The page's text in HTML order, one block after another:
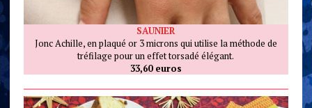
SAUNIER
Jonc Achille, en plaqué or 3 microns qui utilise la méthode de
tréfilage pour un effet torsadé élégant.
33,60 euros